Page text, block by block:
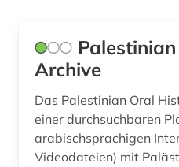
Slavistik (0)
Soziologie (1)
Archive
Das Palestinian Oral
einer durchsuchbaren
arabischsprachigen
Videodateien) mit